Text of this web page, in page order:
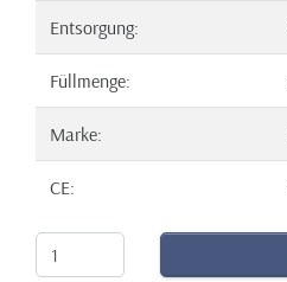
Entsorgung:
Füllmenge:
Marke:
CE: